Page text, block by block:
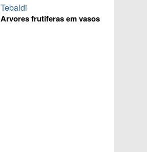
Tebaldi
Arvores frutiferas em vasos